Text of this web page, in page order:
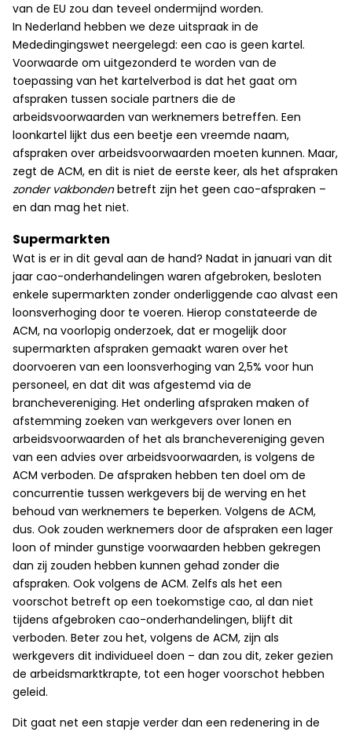
van de EU zou dan teveel ondermijnd worden.
In Nederland hebben we deze uitspraak in de
Mededingingswet neergelegd: een cao is geen kartel.
Voorwaarde om uitgezonderd te worden van de
toepassing van het kartelverbod is dat het gaat om
afspraken tussen sociale partners die de
arbeidsvoorwaarden van werknemers betreffen. Een
loonkartel lijkt dus een beetje een vreemde naam,
afspraken over arbeidsvoorwaarden moeten kunnen. Maar,
zegt de ACM, en dit is niet de eerste keer, als het afspraken
zonder vakbondenbetreft zijn het geen cao-afspraken –
en dan mag het niet.
Supermarkten
Wat is er in dit geval aan de hand? Nadat in januari van dit
jaar cao-onderhandelingen waren afgebroken, besloten
enkele supermarkten zonder onderliggende cao alvast een
loonsverhoging door te voeren. Hierop constateerde de
ACM, na voorlopig onderzoek, dat er mogelijk door
supermarkten afspraken gemaakt waren over het
doorvoeren van een loonsverhoging van 2,5% voor hun
personeel, en dat dit was afgestemd via de
branchevereniging. Het onderling afspraken maken of
afstemming zoeken van werkgevers over lonen en
arbeidsvoorwaarden of het als branchevereniging geven
van een advies over arbeidsvoorwaarden, is volgens de
ACM verboden. De afspraken hebben ten doel om de
concurrentie tussen werkgevers bij de werving en het
behoud van werknemers te beperken. Volgens de ACM,
dus. Ook zouden werknemers door de afspraken een lager
loon of minder gunstige voorwaarden hebben gekregen
dan zij zouden hebben kunnen gehad zonder die
afspraken. Ook volgens de ACM. Zelfs als het een
voorschot betreft op een toekomstige cao, al dan niet
tijdens afgebroken cao-onderhandelingen, blijft dit
verboden. Beter zou het, volgens de ACM, zijn als
werkgevers dit individueel doen – dan zou dit, zeker gezien
de arbeidsmarktkrapte, tot een hoger voorschot hebben
geleid.
Dit gaat net een stapje verder dan een redenering in de